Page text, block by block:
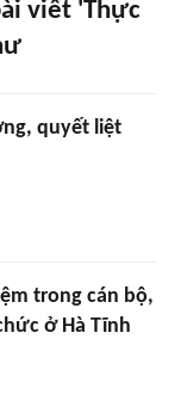
viết 'Thực
quyết liệt
trong cán bộ,
ở Hà Tĩnh